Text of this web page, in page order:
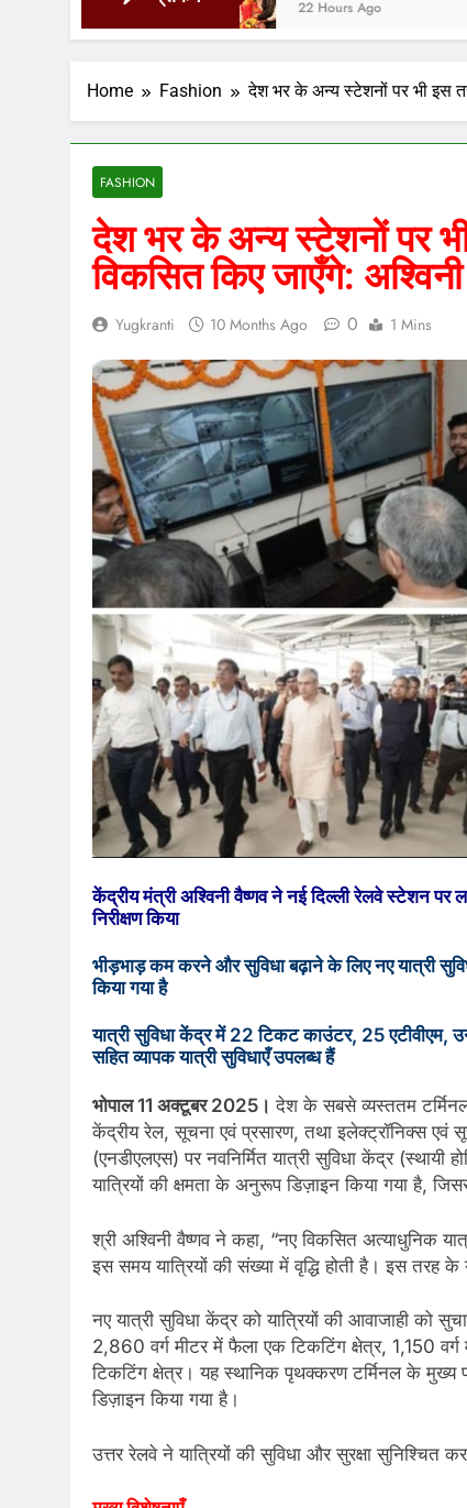
22 Hours Ago
Home Fashion देश भर के अन्य स्टेशनों पर भी इस
FASHION
देश भर के अन्य स्टेशनों पर
विकसित किए जाएँगे:
Yugkranti 10 Months Ago 0 1 Mins
केंद्रीय मंत्री अश्विनी वैष्णव ने नई दिल्ली रेलवे स्टेशन पर
निरीक्षण किया
भीड़भाड़ कम करने और सुविधा बढ़ाने के लिए नए यात्री
किया गया है
यात्री सुविधा केंद्र में 22 टिकट काउंटर, 25 एटीवीएम,
सहित व्यापक यात्री सुविधाएँ उपलब्ध हैं
भोपाल 11 अक्टूबर 2025। देश के सबसे व्यस्ततम
केंद्रीय रेल, सूचना एवं प्रसारण, तथा इलेक्ट्रॉनिक्स एवं
(एनडीएलएस) पर नवनिर्मित यात्री सुविधा केंद्र
यात्रियों की क्षमता के अनुरूप डिज़ाइन किया गया है,
श्री अश्विनी वैष्णव ने कहा, “नए विकसित अत्याधुनिक
इस समय यात्रियों की संख्या में वृद्धि होती है। इस तरह
नए यात्री सुविधा केंद्र को यात्रियों की आवाजाही को
2,860 वर्ग मीटर में फैला एक टिकटिंग क्षेत्र, 1,150
टिकटिंग क्षेत्र। यह स्थानिक पृथक्करण टर्मिनल के मुख्य
डिज़ाइन किया गया है।
उत्तर रेलवे ने यात्रियों की सुविधा और सुरक्षा